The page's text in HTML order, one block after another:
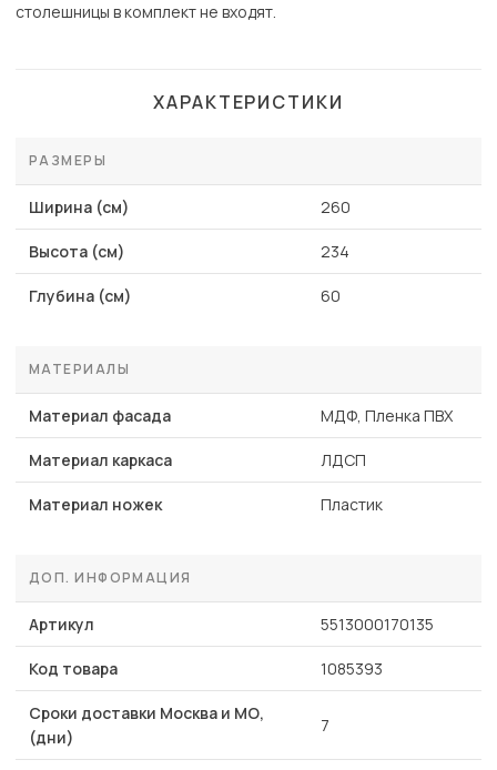
столешницы в комплект не входят.
ХАРАКТЕРИСТИКИ
РАЗМЕРЫ
Ширина (см) 260
Высота (см) 234
Глубина (см) 60
МАТЕРИАЛЫ
Материал фасада МДФ, Пленка ПВХ
Материал каркаса ЛДСП
Материал ножек Пластик
ДОП. ИНФОРМАЦИЯ
Артикул 5513000170135
Код товара 1085393
Сроки доставки Москва и МО,
(дни)
7